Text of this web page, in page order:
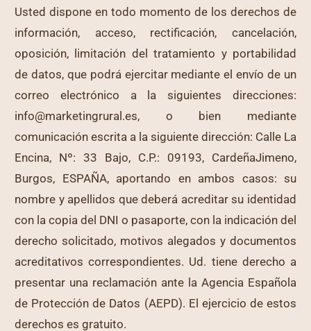
Usted dispone en todo momento de los derechos de
información, acceso, rectificación, cancelación,
oposición, limitación del tratamiento y portabilidad
de datos, que podrá ejercitar mediante el envío de un
correo electrónico a la siguientes direcciones:
info@marketingrural.es, o bien mediante
comunicación escrita a la siguiente dirección: Calle La
Encina, Nº: 33 Bajo, C.P.: 09193, CardeñaJimeno,
Burgos, ESPAÑA, aportando en ambos casos: su
nombre y apellidos que deberá acreditar su identidad
con la copia del DNI o pasaporte, con la indicación del
derecho solicitado, motivos alegados y documentos
acreditativos correspondientes. Ud. tiene derecho a
presentar una reclamación ante la Agencia Española
de Protección de Datos (AEPD). El ejercicio de estos
derechos es gratuito.